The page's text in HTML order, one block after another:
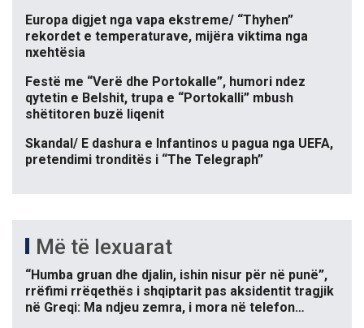
Europa digjet nga vapa ekstreme/ “Thyhen”
rekordet e temperaturave, mijëra viktima nga
nxehtësia
Festë me “Verë dhe Portokalle”, humori ndez
qytetin e Belshit, trupa e “Portokalli” mbush
shëtitoren buzë liqenit
Skandal/ E dashura e Infantinos u pagua nga UEFA,
pretendimi tronditës i “The Telegraph”
Më të lexuarat
“Humba gruan dhe djalin, ishin nisur për në punë”,
rrëfimi rrëqethës i shqiptarit pas aksidentit tragjik
në Greqi: Ma ndjeu zemra, i mora në telefon…